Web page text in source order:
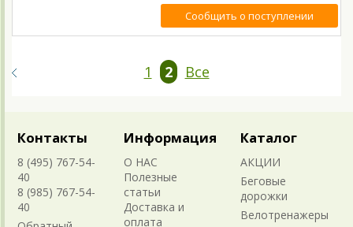
Сообщить о поступлении
1 2 Все
Контакты
8 (495) 767-54-
40
8 (985) 767-54-
40
Информация
О НАС
Полезные
статьи
Доставка и
оплата
Каталог
АКЦИИ
Беговые
дорожки
Велотренажеры